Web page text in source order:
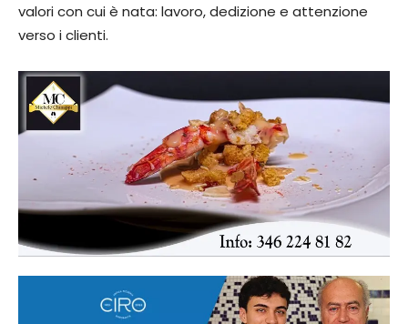
valori con cui è nata: lavoro, dedizione e attenzione
verso i clienti.